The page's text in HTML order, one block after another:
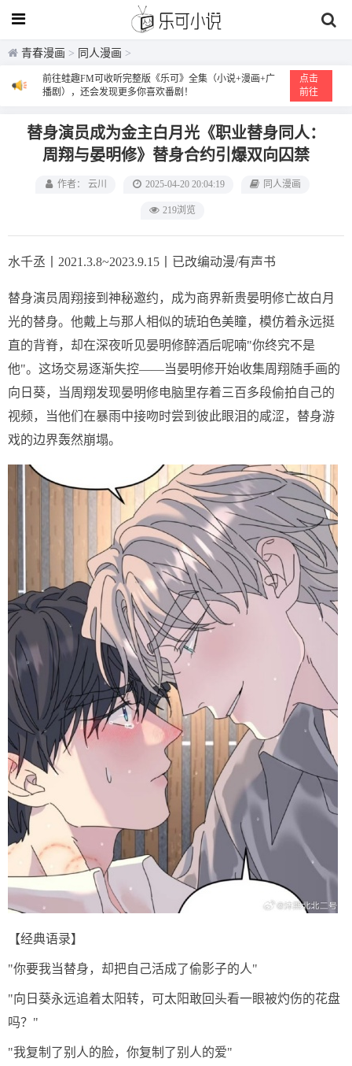
青春漫画 > 同人漫画 >
前往蛙趣FM可收听完整版《乐可》全集（小说+漫画+广
播剧），还会发现更多你喜欢番剧！
点击
前往
替身演员成为金主白月光《职业替身同人：
周翔与晏明修》替身合约引爆双向囚禁
作者： 云川 2025-04-20 20:04:19 同人漫画
219浏览
水千丞丨2021.3.8~2023.9.15丨已改编动漫/有声书
替身演员周翔接到神秘邀约，成为商界新贵晏明修亡故白月
光的替身。他戴上与那人相似的琥珀色美瞳，模仿着永远挺
直的背脊，却在深夜听见晏明修醉酒后呢喃"你终究不是
他"。这场交易逐渐失控——当晏明修开始收集周翔随手画的
向日葵，当周翔发现晏明修电脑里存着三百多段偷拍自己的
视频，当他们在暴雨中接吻时尝到彼此眼泪的咸涩，替身游
戏的边界轰然崩塌。
【经典语录】
"你要我当替身，却把自己活成了偷影子的人"
"向日葵永远追着太阳转，可太阳敢回头看一眼被灼伤的花盘
吗？"
"我复制了别人的脸，你复制了别人的爱"